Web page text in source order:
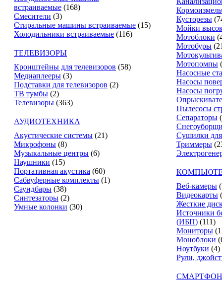
встраиваемые (168)
Смесители (3)
Стиральные машины встраиваемые (15)
Холодильники встраиваемые (116)
ТЕЛЕВИЗОРЫ
Кронштейны для телевизоров (58)
Медиаплееры (3)
Подставки для телевизоров (2)
ТВ тумбы (2)
Телевизоры (363)
АУДИОТЕХНИКА
Акустические системы (21)
Микрофоны (8)
Музыкальные центры (6)
Наушники (15)
Портативная акустика (60)
Сабвуферные комплекты (1)
Саундбары (38)
Синтезаторы (2)
Умные колонки (30)
Кусторезы
Мойки
Мотоблоки
Мотобуры
Мотопомпы
Насосные
Насосы
Насосы
Пылесосы
Сепараторы
Сушилки
Триммеры
Веб-камеры
Видеокарты
Жесткие
Источники
(ИБП) (111)
Мониторы
Моноблоки
Ноутбуки (4)
Рули,